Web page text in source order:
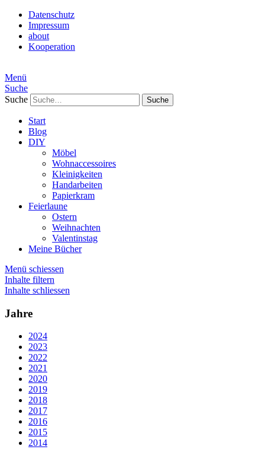
Datenschutz
Impressum
about
Kooperation
Menü
Suche
Suche
Start
Blog
DIY
Möbel
Wohnaccessoires
Kleinigkeiten
Handarbeiten
Papierkram
Feierlaune
Ostern
Weihnachten
Valentinstag
Meine Bücher
Menü schiessen
Inhalte filtern
Inhalte schliessen
Jahre
2024
2023
2022
2021
2020
2019
2018
2017
2016
2015
2014